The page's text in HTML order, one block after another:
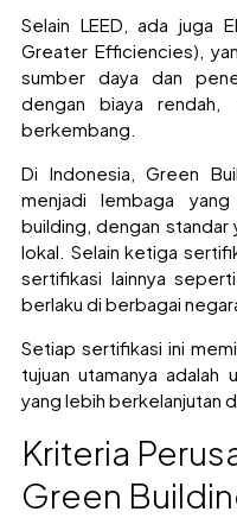
Selain LEED, ada juga
Greater Efficiencies),
sumber daya dan
dengan biaya rendah,
berkembang.
Di Indonesia, Green
menjadi lembaga
building, dengan standar
lokal. Selain ketiga
sertifikasi lainnya
berlaku di berbagai
Setiap sertifikasi ini
tujuan utamanya adalah
yang lebih berkelanjutan
Kriteria
Green